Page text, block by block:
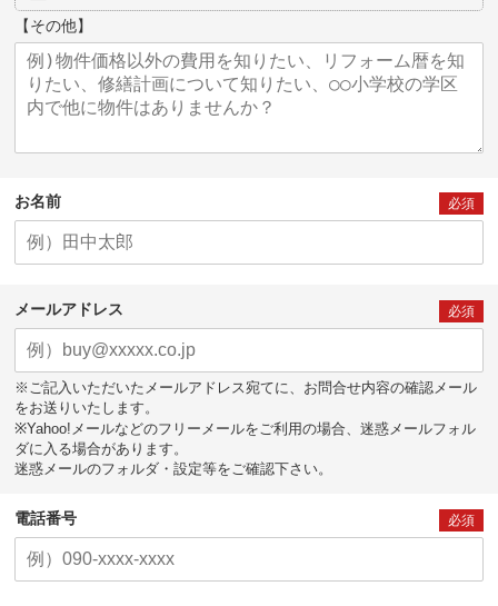
【その他】
お名前 必須
メールアドレス 必須
※ご記入いただいたメールアドレス宛てに、お問合せ内容の確認メール
をお送りいたします。
※Yahoo!メールなどのフリーメールをご利用の場合、迷惑メールフォル
ダに入る場合があります。
迷惑メールのフォルダ・設定等をご確認下さい。
電話番号 必須